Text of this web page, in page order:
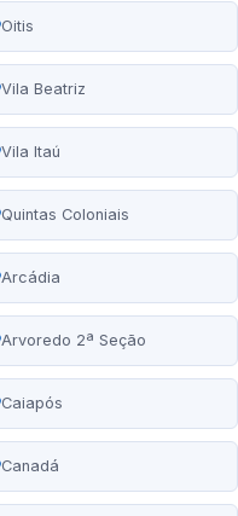
Oitis
Vila Beatriz
Vila Itaú
Quintas Coloniais
Arcádia
Arvoredo 2ª Seção
Caiapós
Canadá